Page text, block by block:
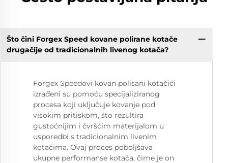
Što čini Forgex Speed kovane polirane kotače
drugačije od tradicionalnih livenog kotača?
Forgex Speedovi kovan polisani kotačići
izrađeni su pomoću specijaliziranog
procesa koji uključuje kovanje pod
visokim pritiskom, što rezultira
gustoćnijim i čvršćim materijalom u
usporedbi s tradicionalnim livenim
kotačima. Ovaj proces poboljšava
ukupne performanse kotača, čime je on